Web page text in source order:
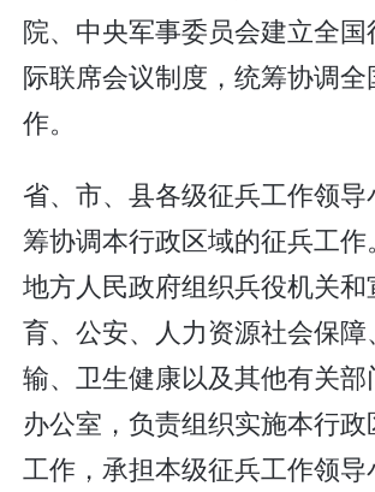
院、中央军事委员会建立全
际联席会议制度，统筹协调全
作。
省、市、县各级征兵工作领
筹协调本行政区域的征兵工作
地方人民政府组织兵役机关和
育、公安、人力资源社会保障
输、卫生健康以及其他有关
办公室，负责组织实施本行
工作，承担本级征兵工作领